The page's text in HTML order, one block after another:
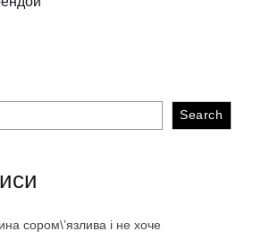
Search
сором\’язлива і не хоче